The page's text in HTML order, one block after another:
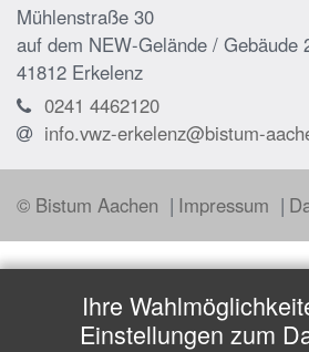
Mühlenstraße 30
auf dem NEW-Gelände / Gebäude
41812 Erkelenz
0241 4462120
info.vwz-erkelenz@bistum-
© Bistum Aachen Impressum
Ihre
Einstellungen zum